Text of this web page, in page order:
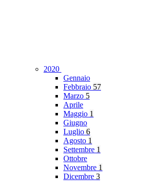
2020
Gennaio
Febbraio 57
Marzo 5
Aprile
Maggio 1
Giugno
Luglio 6
Agosto 1
Settembre 1
Ottobre
Novembre 1
Dicembre 3